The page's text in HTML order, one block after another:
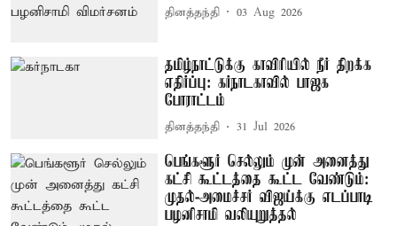
தினத்தந்தி 03 Aug 2026
தமிழ்நாட்டுக்கு காவிரியில் நீர் திறக்க
எதிர்ப்பு: கர்நாடகாவில் பாஜக
போராட்டம்
தினத்தந்தி 31 Jul 2026
பெங்களூர் செல்லும் முன் அனைத்து
கட்சி கூட்டத்தை கூட்ட வேண்டும்:
முதல்-அமைச்சர் விஜய்க்கு எடப்பாடி
பழனிசாமி வலியுறுத்தல்